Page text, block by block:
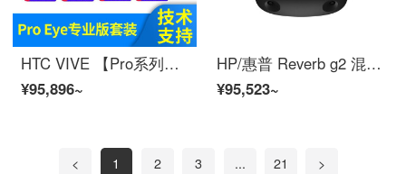
HTC VIVE 【Pro系列年度新款】 Pro Eye专业版套装 智能VR眼镜vr一体机 标配
¥95,896~
HP/惠普 Reverb g2 混合虚拟现实眼镜VR/MR支持VR AR头盔二代 steam VR游 VR G2
¥95,523~
< 1 2 3 ... 21 >